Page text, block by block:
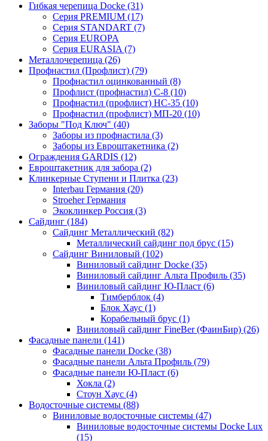
Гибкая черепица Docke (31)
Серия PREMIUM (17)
Серия STANDART (7)
Серия EUROPA
Серия EURASIA (7)
Металлочерепица (26)
Профнастил (Профлист) (79)
Профнастил оцинкованный (8)
Профлист (профнастил) С-8 (10)
Профнастил (профлист) НС-35 (10)
Профнастил (профлист) МП-20 (10)
Заборы "Под Ключ" (40)
Заборы из профнастила (3)
Заборы из Евроштакетника (2)
Ограждения GARDIS (12)
Евроштакетник для забора (2)
Клинкерные Ступени и Плитка (23)
Interbau Германия (20)
Stroeher Германия
Экоклинкер Россия (3)
Сайдинг (184)
Сайдинг Металлический (82)
Металлический сайдинг под брус (15)
Сайдинг Виниловый (102)
Виниловый сайдинг Docke (35)
Виниловый сайдинг Альта Профиль (35)
Виниловый сайдинг Ю-Пласт (6)
Тимберблок (4)
Блок Хаус (1)
Корабельный брус (1)
Виниловый сайдинг FineBer (ФаинБир) (26)
Фасадные панели (141)
Фасадные панели Docke (38)
Фасадные панели Альта Профиль (79)
Фасадные панели Ю-Пласт (6)
Хокла (2)
Стоун Хаус (4)
Водосточные системы (88)
Виниловые водосточные системы (47)
Виниловые водосточные системы Docke Lux
(15)